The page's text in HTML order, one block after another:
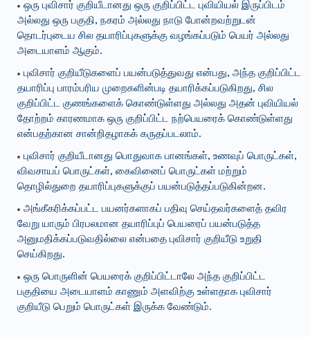
ஒரு புவிசார் குறியீடானது ஒரு குறிப்பிட்ட புவியியல் இருப்பிடம்
அல்லது ஒரு பகுதி, நகரம் அல்லது நாடு போன்றவற்றுடன்
தொடர்புடைய சில தயாரிப்புகளுக்கு வழங்கப்படும் பெயர் அல்லது
அடையாளம் ஆகும்.
புவிசார் குறியீடுகளைப் பயன்படுத்துவது என்பது, அந்த குறிப்பிட்ட
தயாரிப்பு பாரம்பரிய முறைகளின்படி தயாரிக்கப்படுகிறது, சில
குறிப்பிட்ட குணங்களைக் கொண்டுள்ளது அல்லது அதன் புவியியல்
தோற்றம் காரணமாக ஒரு குறிப்பிட்ட நற்பெயரைக் கொண்டுள்ளது
என்பதற்கான சான்றிதழாகக் கருதப்படலாம்.
புவிசார் குறியீடானது பொதுவாக பானங்கள், உணவுப் பொருட்கள்,
விவசாயப் பொருட்கள், கைவினைப் பொருட்கள் மற்றும்
தொழில்துறை தயாரிப்புகளுக்குப் பயன்படுத்தப்படுகின்றன.
அங்கீகரிக்கப்பட்ட பயனர்களாகப் பதிவு செய்தவர்களைத் தவிர
வேறு யாரும் பிரபலமான தயாரிப்புப் பெயரைப் பயன்படுத்த
அனுமதிக்கப்படுவதில்லை என்பதை புவிசார் குறியீடு உறுதி
செய்கிறது.
ஒரு பொருளின் பெயரைக் குறிப்பிட்டாலே அந்த குறிப்பிட்ட
பகுதியை அடையாளம் காணும் அளவிற்கு உள்ளதாக புவிசார்
குறியீடு பெறும் பொருட்கள் இருக்க வேண்டும்.